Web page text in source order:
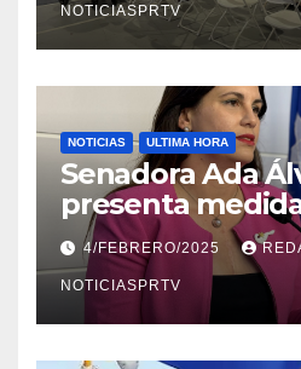
NOTICIASPRTV
NOTICIAS ULTIMA HORA
Senadora Ada
presenta
violencia en el
4/FEBRERO/2025
NOTICIASPRTV